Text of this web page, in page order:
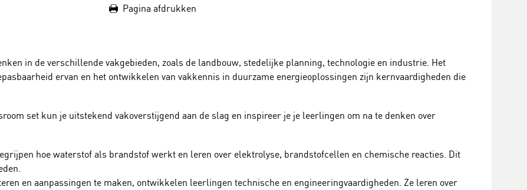
Pagina afdrukken
in de verschillende vakgebieden, zoals de landbouw, stedelijke planning, technologie en industrie. Het
ervan en het ontwikkelen van vakkennis in duurzame energieoplossingen zijn kernvaardigheden die
set kun je uitstekend vakoverstijgend aan de slag en inspireer je je leerlingen om na te denken over
hoe waterstof als brandstof werkt en leren over elektrolyse, brandstofcellen en chemische reacties. Dit
en aanpassingen te maken, ontwikkelen leerlingen technische en engineeringvaardigheden. Ze leren over